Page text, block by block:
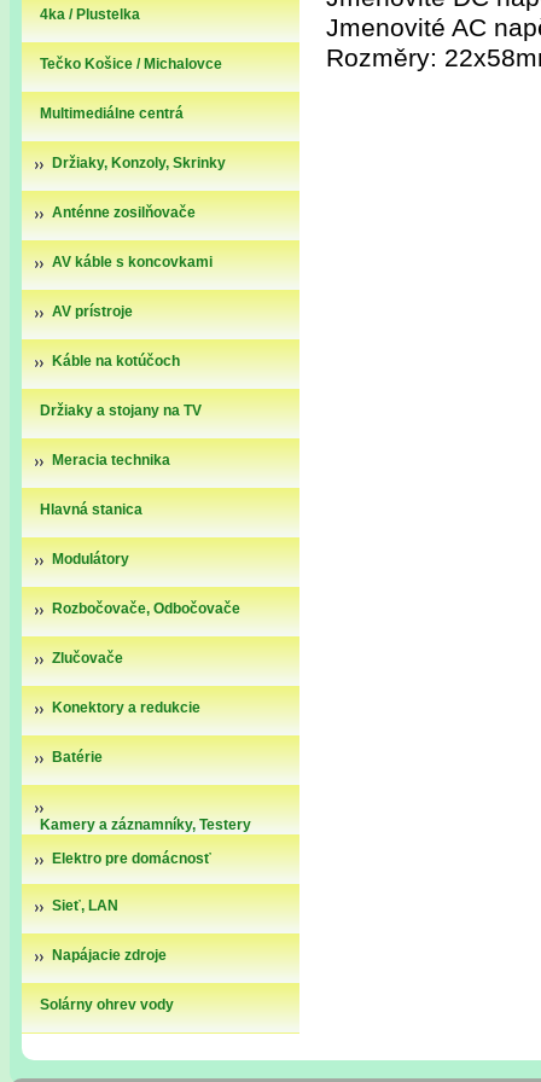
4ka / Plustelka
Tečko Košice / Michalovce
Multimediálne centrá
Držiaky, Konzoly, Skrinky
Anténne zosilňovače
AV káble s koncovkami
AV prístroje
Káble na kotúčoch
Držiaky a stojany na TV
Meracia technika
Hlavná stanica
Modulátory
Rozbočovače, Odbočovače
Zlučovače
Konektory a redukcie
Batérie
Kamery a záznamníky, Testery
Elektro pre domácnosť
Sieť, LAN
Napájacie zdroje
Solárny ohrev vody
Jmenovité AC
Rozměry: